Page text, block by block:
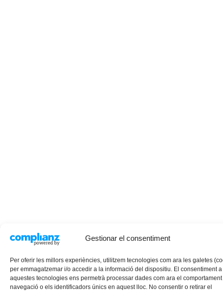
Gestionar el consentiment
Per oferir les millors experiències, utilitzem tecnologies com ara les galetes
per emmagatzemar i/o accedir a la informació del dispositiu. El consentiment a
aquestes tecnologies ens permetrà processar dades com ara el
navegació o els identificadors únics en aquest lloc. No consentir o retirar el